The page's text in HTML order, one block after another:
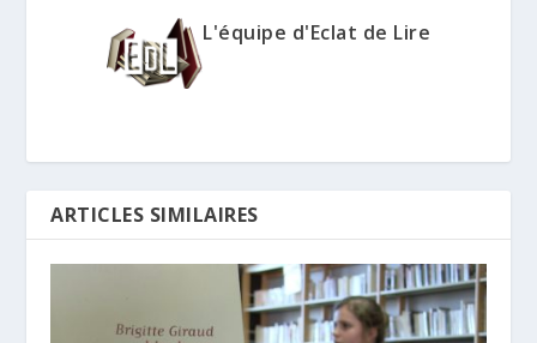
L'équipe d'Eclat de Lire
ARTICLES SIMILAIRES